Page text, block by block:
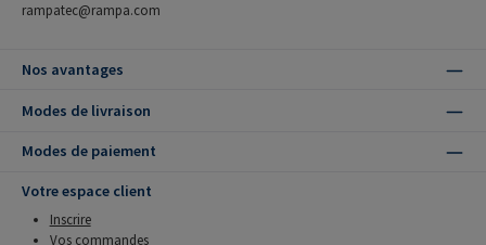
rampatec@rampa.com
Nos avantages
Modes de livraison
Modes de paiement
Votre espace client
Inscrire
Vos commandes